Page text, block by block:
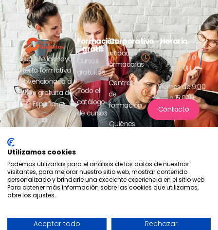
Descubre la mayor
oferta formativa
subvencionada al
100% y gratuita de
España.
Formación
gratis
Cursos
gratuitos
Todo el
catálogo
de cursos
Corporativo
Entidades
formadoras
Centros
de
formación
Quiénes
Horario
Lunes a jueves
de 9:00 a
18:00H
Viernes de 9:00
a 15:00H
Contacto
2026 - Tus cursos gratuitos
- Aesrafor S.L. Política de privacidad
Utilizamos cookies
Podemos utilizarlas para el análisis de los datos de nuestros
visitantes, para mejorar nuestro sitio web, mostrar contenido
personalizado y brindarle una excelente experiencia en el sitio web.
Para obtener más información sobre las cookies que utilizamos,
abre los ajustes.
Aceptar todo Rechazar